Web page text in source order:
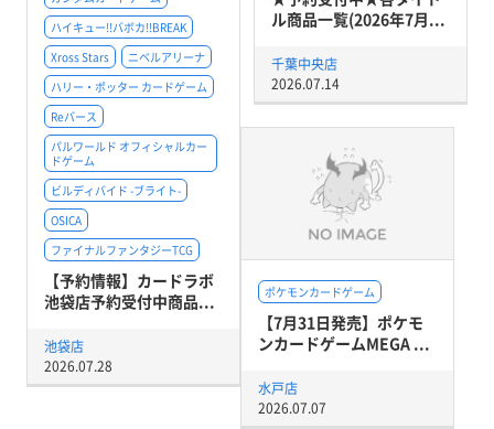
ハイキュー!!バボカ!!BREAK
Xross Stars
ニベルアリーナ
ハリー・ポッター カードゲーム
Reバース
パルワールド オフィシャルカー
ドゲーム
ビルディバイド -ブライト-
OSICA
ファイナルファンタジーTCG
【予約情報】カードラボ
池袋店予約受付中商品...
池袋店
2026.07.28
ル商品一覧(2026年7月...
千葉中央店
2026.07.14
ポケモンカードゲーム
【7月31日発売】ポケモ
ンカードゲームMEGA ...
水戸店
2026.07.07